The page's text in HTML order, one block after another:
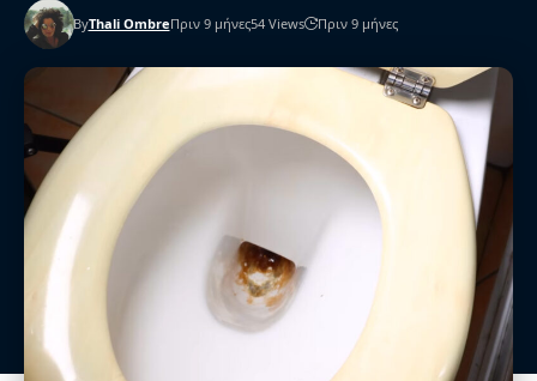
ByThali OmbreΠριν 9 μήνες54 Views Πριν 9 μήνες